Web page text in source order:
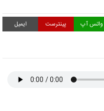
واتس آپ پینترست ایمیل